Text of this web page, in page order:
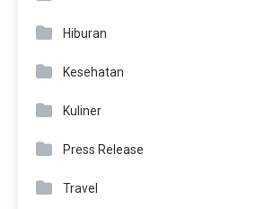
Hiburan
Kesehatan
Kuliner
Press Release
Travel